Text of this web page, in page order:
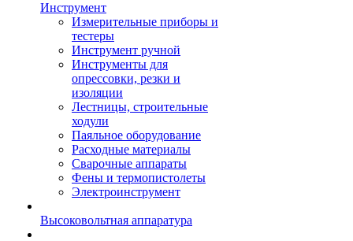
Инструмент
Измерительные приборы и
тестеры
Инструмент ручной
Инструменты для
опрессовки, резки и
изоляции
Лестницы, строительные
ходули
Паяльное оборудование
Расходные материалы
Сварочные аппараты
Фены и термопистолеты
Электроинструмент
Высоковольтная аппаратура